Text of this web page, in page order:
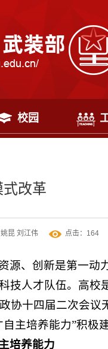
校园
改革
昆 刘江伟 点击： 164
源、创新是第一动
技人才队伍。高校
协十四届二次会
主培养能力”积极
培养能力